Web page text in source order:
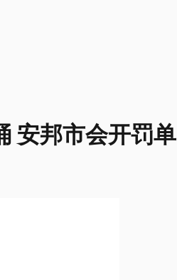
安邦市会开罚单